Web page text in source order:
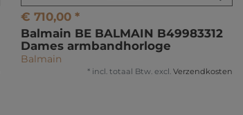
€ 710,00 *
Balmain BE BALMAIN B49983312
Dames armbandhorloge
Balmain
* incl. totaal Btw. excl. Verzendkosten